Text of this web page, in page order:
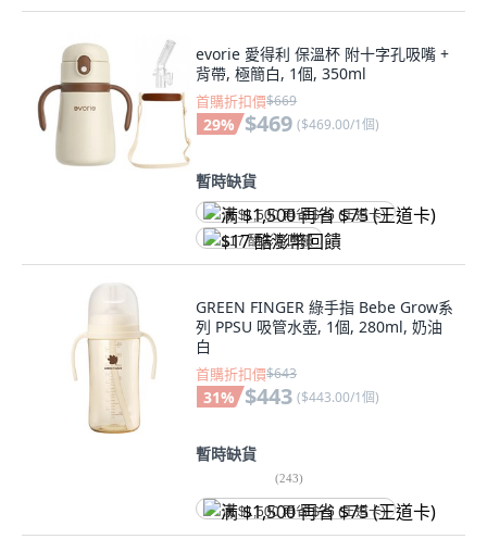
evorie 愛得利 保溫杯 附十字孔吸嘴 +
背帶, 極簡白, 1個, 350ml
首購折扣價$669
29% $469 ($469.00/1個)
暫時缺貨
满 $1,500 再省 $75 (王道卡)
$17 酷澎幣回饋
GREEN FINGER 綠手指 Bebe Grow系
列 PPSU 吸管水壺, 1個, 280ml, 奶油
白
首購折扣價$643
31% $443 ($443.00/1個)
暫時缺貨
(243)
满 $1,500 再省 $75 (王道卡)